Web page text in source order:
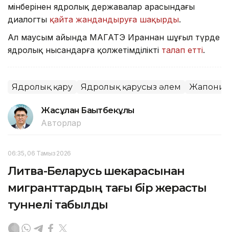
мінберінен ядролық державалар арасындағы
диалогты қайта жандандыруға шақырды.
Ал маусым айында МАГАТЭ Ираннан шұғыл түрде
ядролық нысандарға қолжетімділікті талап етті.
Ядролық қару Ядролық қарусыз әлем
Жасұлан Бақытбекұлы
Авторлар
06:35, 06 Тамыз 2026
Литва-Беларусь шекарасынан
мигранттардың тағы бір жерасты
туннелі табылды